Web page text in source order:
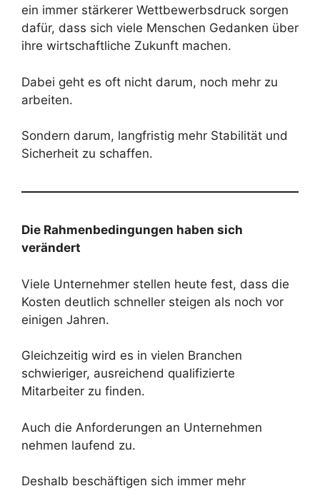
ein immer stärkerer Wettbewerbsdruck sorgen
dafür, dass sich viele Menschen Gedanken über
ihre wirtschaftliche Zukunft machen.
Dabei geht es oft nicht darum, noch mehr zu
arbeiten.
Sondern darum, langfristig mehr Stabilität und
Sicherheit zu schaffen.
Die Rahmenbedingungen haben sich
verändert
Viele Unternehmer stellen heute fest, dass die
Kosten deutlich schneller steigen als noch vor
einigen Jahren.
Gleichzeitig wird es in vielen Branchen
schwieriger, ausreichend qualifizierte
Mitarbeiter zu finden.
Auch die Anforderungen an Unternehmen
nehmen laufend zu.
Deshalb beschäftigen sich immer mehr